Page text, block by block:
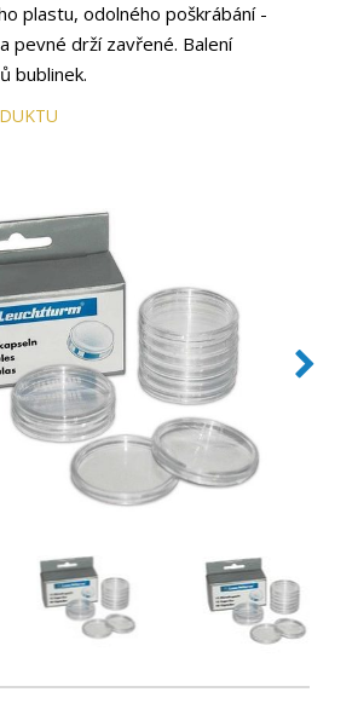
plastu, odolného poškrábání -
pevné drží zavřené. Balení
bublinek.